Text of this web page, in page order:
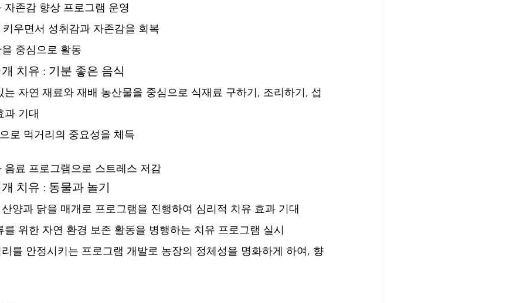
자존감 향상 프로그램 운영
우면서 성취감과 자존감을 회복
중심으로 활동
치유 : 기분 좋은 음식
는 자연 재료와 재배 농산물을 중심으로 식재료 구하기, 조리하기, 섭
과 기대
로 먹거리의 중요성을 체득
음료 프로그램으로 스트레스 저감
치유 : 동물과 놀기
양과 닭을 매개로 프로그램을 진행하여 심리적 치유 효과 기대
를 위한 자연 환경 보존 활동을 병행하는 치유 프로그램 실시
를 안정시키는 프로그램 개발로 농장의 정체성을 명화하게 하여, 향